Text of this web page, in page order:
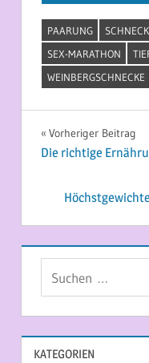
PAARUNG
SEX-MARATHON
WEINBERGSCHNECKE
Vorheriger Beitrag
Die richtige
KATEGORIEN